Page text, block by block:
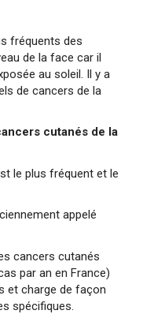
fréquents des
de la face car il
au soleil. Il y a
de cancers de la
cutanés de la
le plus fréquent et le
appelé
cancers cutanés
par an en France)
et charge de façon
spécifiques.